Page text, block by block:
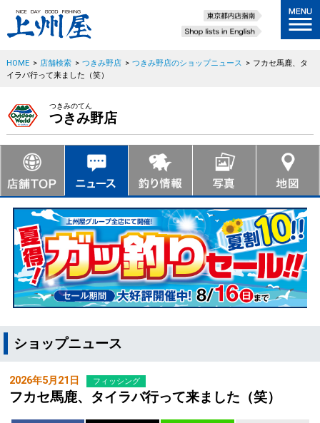
HOME > 店舗検索 > つきみ野店 > つきみ野店のショップニュース > フカセ馬鹿、タ
イラバ行って来ました（笑）
つきみのてん
つきみ野店
ショップニュース
2026年5月21日 フィッシング
フカセ馬鹿、タイラバ行って来ました（笑）